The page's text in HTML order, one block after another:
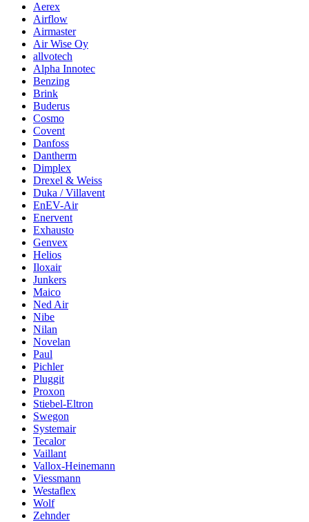
Aerex
Airflow
Airmaster
Air Wise Oy
allvotech
Alpha Innotec
Benzing
Brink
Buderus
Cosmo
Covent
Danfoss
Dantherm
Dimplex
Drexel & Weiss
Duka / Villavent
EnEV-Air
Enervent
Exhausto
Genvex
Helios
Iloxair
Junkers
Maico
Ned Air
Nibe
Nilan
Novelan
Paul
Pichler
Pluggit
Proxon
Stiebel-Eltron
Swegon
Systemair
Tecalor
Vaillant
Vallox-Heinemann
Viessmann
Westaflex
Wolf
Zehnder